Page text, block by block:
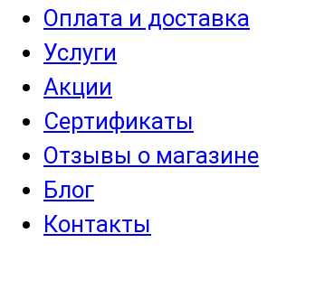
Оплата и доставка
Услуги
Акции
Сертификаты
Отзывы о магазине
Блог
Контакты